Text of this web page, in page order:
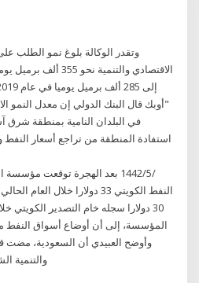
وتقدر الوكالة بلوغ نمو الطلب
"أوبك قال البنك الدولي إن معدل النمو
في البلدان النامية بمنطقة شرق
استفادة المنطقة من تراجع أسعار النفط
وأوضح العبيدي أن السعودية، مضت
والتنمية